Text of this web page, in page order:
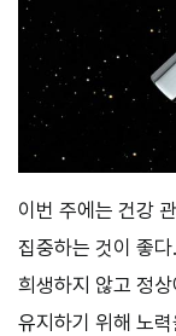
이번 주에는 건강
집중하는 것이 좋
희생하지 않고 정
유지하기 위해 노